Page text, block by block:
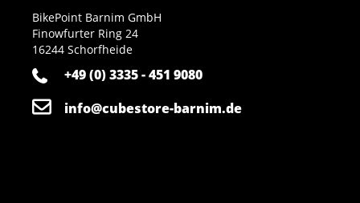
BikePoint Barnim GmbH
Finowfurter Ring 24
16244 Schorfheide
+49 (0) 3335 - 451 9080
info@cubestore-barnim.de